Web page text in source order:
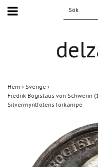
Hem › Sverige ›
Fredrik Bogislaus von Schwerin
Silvermyntfotens förkämpe